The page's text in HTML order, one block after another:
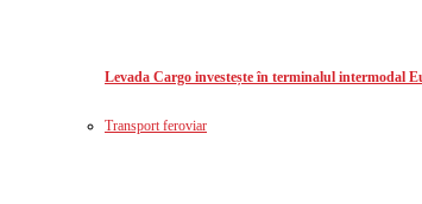
Levada Cargo investește în terminalul intermodal
Transport feroviar